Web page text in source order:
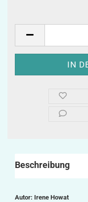
Beschreibung
Autor: Irene Howat